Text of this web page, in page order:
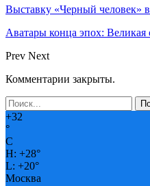
Выставку «Черный
Аватары конца эпох:
Prev Next
Комментарии закрыты.
+32
°
C
H: +28°
L: +20°
Москва